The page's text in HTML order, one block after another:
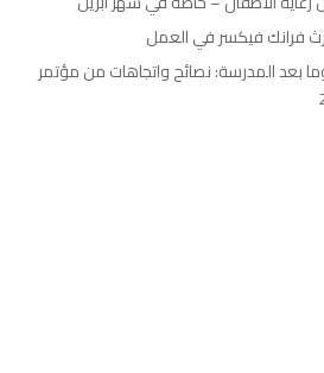
فرانك فيكسر في العمل
بعد المدرسة: نصائح واتجاهات من مؤتمر